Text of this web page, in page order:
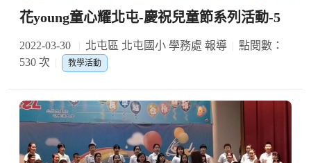
花young童心耀北屯-慶祝兒童節系列活動-5
2022-03-30 北屯區 北屯國小 學務處 報導
點閱數：
530 次
教學活動